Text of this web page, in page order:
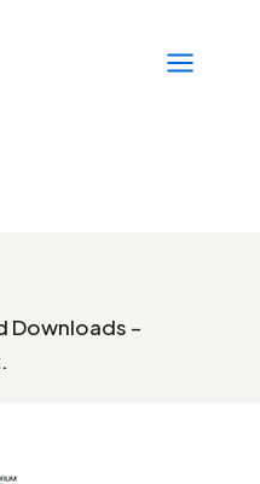
Downloads –